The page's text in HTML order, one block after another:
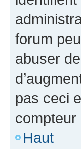
forum
abuser
pas ceci
compteur
Haut